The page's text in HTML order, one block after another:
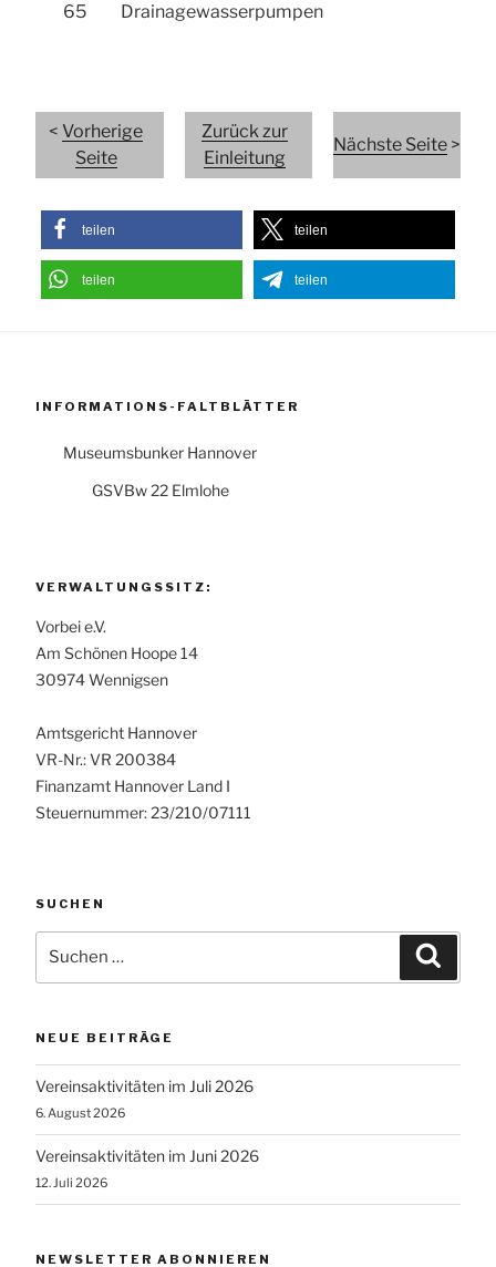
65
Drainagewasserpumpen
<Vorherige
Seite
Zurück zur
Einleitung
Nächste Seite >
teilen teilen
teilen teilen
INFORMATIONS-FALTBLÄTTER
Museumsbunker Hannover
GSVBw 22 Elmlohe
VERWALTUNGSSITZ:
Vorbei e.V.
Am Schönen Hoope 14
30974 Wennigsen
Amtsgericht Hannover
VR-Nr.: VR 200384
Finanzamt Hannover Land I
Steuernummer: 23/210/07111
SUCHEN
nach:
NEUE BEITRÄGE
Vereinsaktivitäten im Juli 2026
6. August 2026
Vereinsaktivitäten im Juni 2026
12. Juli 2026
NEWSLETTER ABONNIEREN